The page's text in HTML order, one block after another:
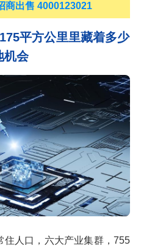
商出售 4000123021
平方公里里藏着多少
机会
住人口，六大产业集群，755